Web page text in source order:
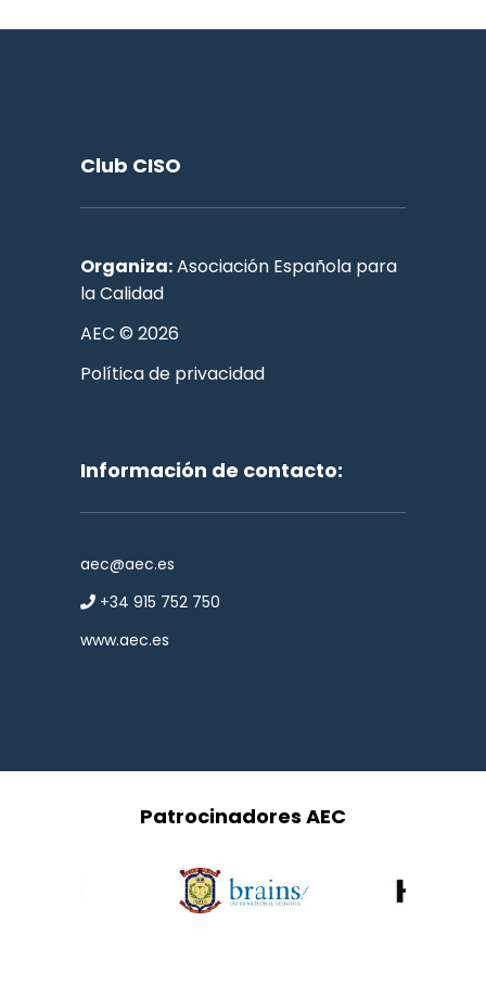
Club CISO
Organiza:Asociación Española para
la Calidad
AEC © 2026
Política de privacidad
Información de contacto:
aec@aec.es
+34 915 752 750
www.aec.es
Patrocinadores AEC